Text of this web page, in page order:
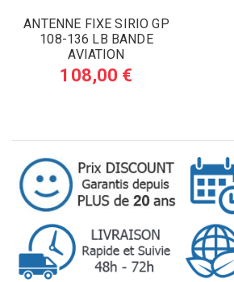
ANTENNE FIXE SIRIO GP
108-136 LB BANDE
AVIATION
108,00 €